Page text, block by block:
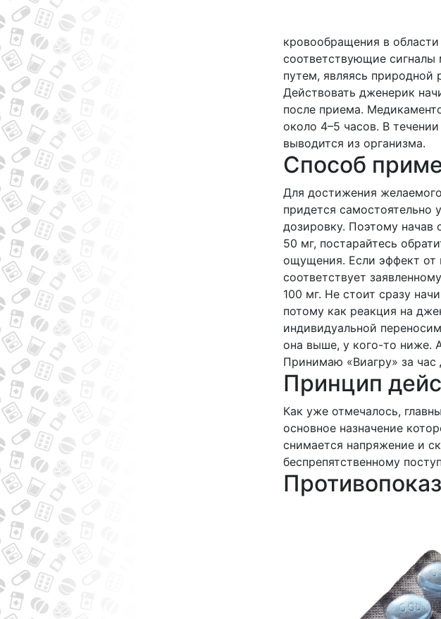
кровообращения в области
соответствующие сигналы
путем, являясь природной
Действовать дженерик
после приема.
около 4–5 часов. В
выводится из организма.
Способ
Для достижения
придется самостоятельно
дозировку. Поэтому
50 мг, постарайтесь
ощущения. Если эффект от
соответствует
100 мг. Не стоит сразу
потому как реакция на
индивидуальной
она выше, у кого-то ниже.
Принимаю «Виагру» за
Принцип
Как уже отмечалось,
основное назначение
снимается напряжение и
беспрепятственному